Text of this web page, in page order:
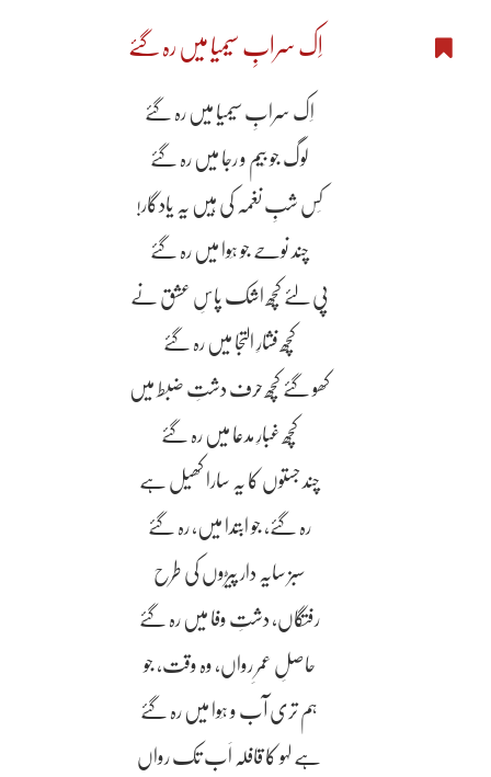
اِک سرابِ سیمیا میں رہ گئے
اِک سرابِ سیمیا میں رہ گئے
لوگ جو بِیم و رجا میں رہ گئے
کِس شبِ نغمہ کی ہیں یہ یادگار!
چند نوحے جو ہَوا میں رہ گئے
پی لئے کچھ اشک پاسِ عشق نے
کچھ فشارِ التجا میں رہ گئے
کھو گئے کچھ حرف دشتِ ضبط میں
کچھ غبارِ مدعا میں رہ گئے
چند جستوں کا یہ سارا کھیل ہے
رہ گئے، جو ابتدا میں، رہ گئے
سبز سایہ دار پیڑوں کی طرح
رفتگاں، دشتِ وفا میں رہ گئے
حاصلِ عمرِ رواں، وہ وقت، جو
ہم تری آب و ہَوا میں رہ گئے
ہے لہو کا قافلہ اَب تک رواں